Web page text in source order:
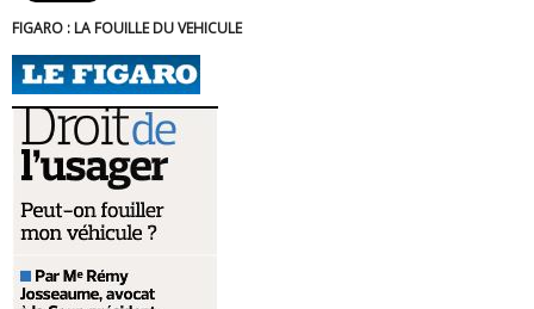
FIGARO : LA FOUILLE DU VEHICULE